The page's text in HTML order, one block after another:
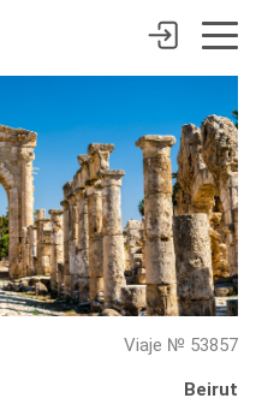
Viaje № 53857
Beirut